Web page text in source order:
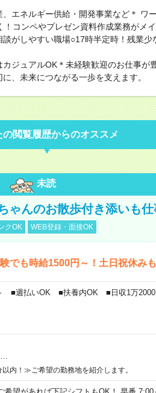
エネルギー供給・開発事業など＊ ワ
コンペやプレゼン資料作成業務がメ
がしやすい職場○17時半定時！残業少
ジュアルOK＊未経験歓迎のお仕事が
、未来につながる一歩を支えます。
の閲覧履歴からのオススメ
未読
ゃんのお散歩付き添いも
クOK WEB登録・面接OK
も時給1500円～！土日祝休みも
■週払いOK ■扶養内OK ■日収1万2000
内！≫ご希望の勤務地を紹介します。